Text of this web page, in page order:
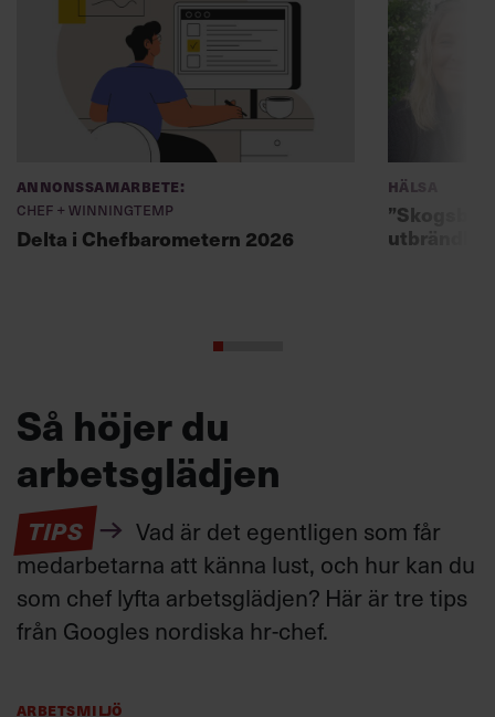
Annonssamarbete:
Chef + Winningtemp
Delta i Chefbarometern 2026
Hälsa
Så höjer du
arbetsglädjen
TIPS
Vad är det egentligen som får
medarbetarna att känna lust, och hur kan du
som chef lyfta arbetsglädjen? Här är tre tips
från Googles nordiska hr-chef.
Arbetsmiljö